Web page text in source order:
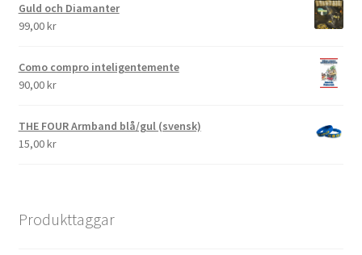
Guld och Diamanter
99,00kr
Como compro inteligentemente
90,00kr
THE FOUR Armband blå/gul (svensk)
15,00kr
Produkttaggar